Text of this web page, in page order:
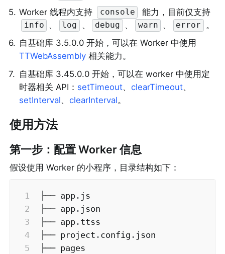
5. Worker 线程内支持 console 能力，目前仅支持
info 、 log 、 debug 、 warn 、 error
。
6. 自基础库 3.5.0.0
TTWebAssembly 相关能力。
7. 自基础库 3.45.0.0 开始，可以在 worker 中使用定
时器相关 API： setTimeout、clearTimeout、
setInterval、clearInterval。
使用方法
第一步：配置 Worker 信息
假设使用 Worker 的小程序，目录结构如下：
├── app . js
├── app . json
├── app . ttss
├── project . config . json
├── pages